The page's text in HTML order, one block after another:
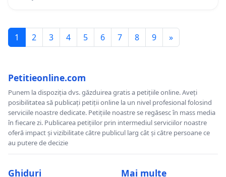
1 2 3 4 5 6 7 8 9 »
Petitieonline.com
Punem la dispoziția dvs. găzduirea gratis a petițiile online. Aveți
posibilitatea să publicați petiții online la un nivel profesional folosind
serviciile noastre dedicate. Petițiile noastre se regăsesc în mass media
în fiecare zi. Publicarea petițiilor prin intermediul serviciilor noastre
oferă impact și vizibilitate către publicul larg cât și către persoane ce
au putere de decizie
Ghiduri Mai multe